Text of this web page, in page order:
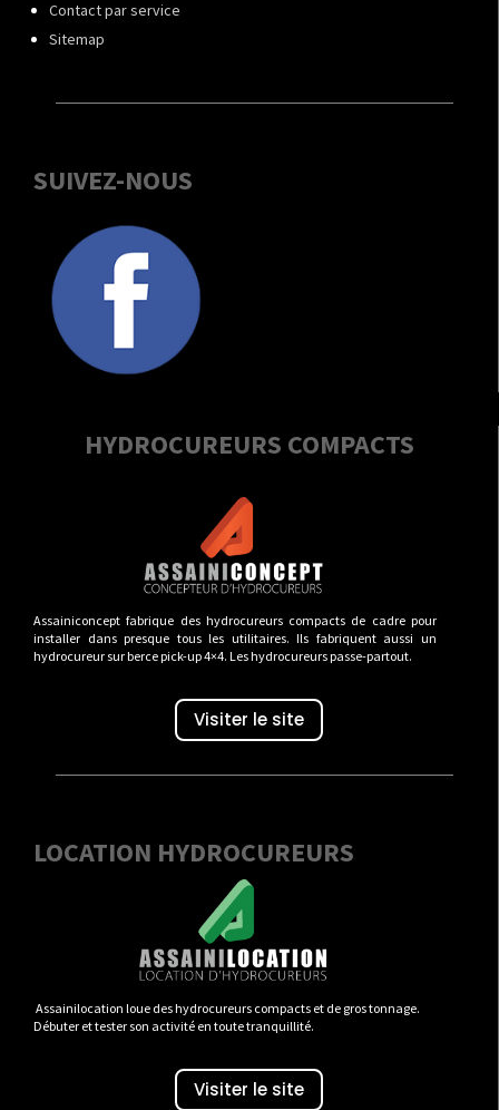
Contact par service
Sitemap
SUIVEZ-NOUS
HYDROCUREURS COMPACTS
Assainiconcept fabrique des hydrocureurs compacts de cadre pour
installer dans presque tous les utilitaires. Ils fabriquent aussi un
hydrocureur sur berce pick-up 4×4. Les hydrocureurs passe-partout.
Visiter le site
LOCATION HYDROCUREURS
Assainilocation loue des hydrocureurs compacts et de gros tonnage.
Débuter et tester son activité en toute tranquillité.
Visiter le site